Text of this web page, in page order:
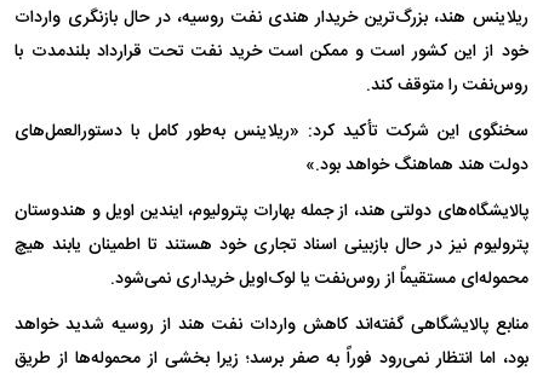
ریلاینس هند، بزرگ‌ترین خریدار هندی نفت روسیه، در حال بازنگری واردات
خود از این کشور است و ممکن است خرید نفت تحت قرارداد بلندمدت با
روس‌نفت را متوقف کند.
سخنگوی این شرکت تأکید کرد: «ریلاینس به‌طور کامل با دستورالعمل‌های
دولت هند هماهنگ خواهد بود.»
پالایشگاه‌های دولتی هند، از جمله بهارات پترولیوم، ایندین اویل و هندوستان
پترولیوم نیز در حال بازبینی اسناد تجاری خود هستند تا اطمینان یابند هیچ
محموله‌ای مستقیماً از روس‌نفت یا لوک‌اویل خریداری نمی‌شود.
منابع پالایشگاهی گفته‌اند کاهش واردات نفت هند از روسیه شدید خواهد
بود، اما انتظار نمی‌رود فوراً به صفر برسد؛ زیرا بخشی از محموله‌ها از طریق